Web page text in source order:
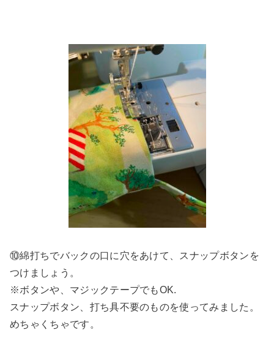
⑩綿打ちでバックの口に穴をあけて、スナップボタンを
つけましょう。
※ボタンや、マジックテープでもOK.
スナップボタン、打ち具不要のものを使ってみました。
めちゃくちゃです。